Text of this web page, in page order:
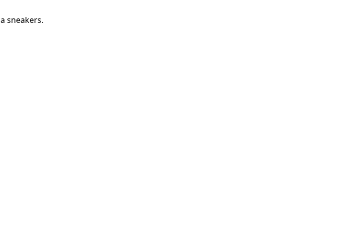
sneakers.